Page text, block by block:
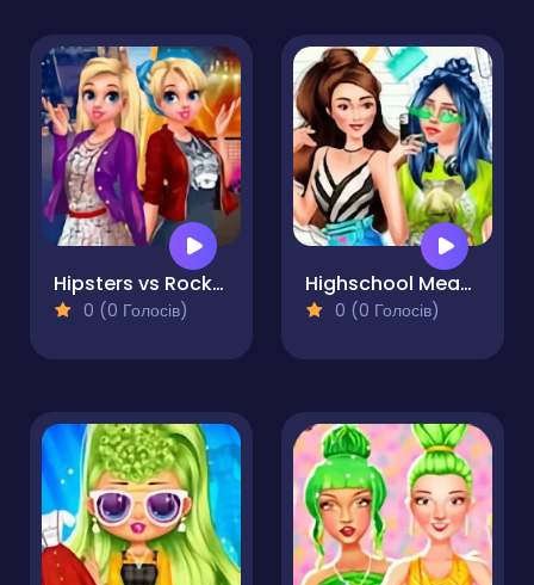
Hipsters vs Rockers
0 (0 Голосів)
Highschool Mean Girls 2
0 (0 Голосів)